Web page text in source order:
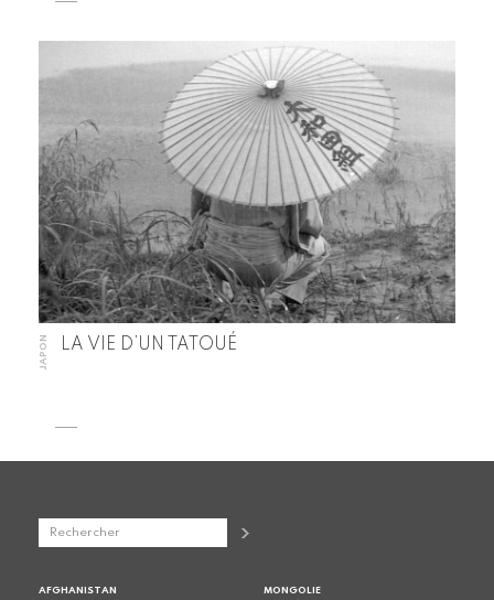
JAPON LA VIE D’UN TATOUÉ
AFGHANISTAN MONGOLIE